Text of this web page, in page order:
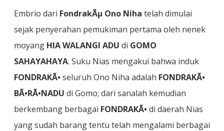
Embrio dari FondrakÃµ Ono Niha telah dimulai
sejak penyerahan pemukiman pertama oleh nenek
moyang HIA WALANGI ADU di GOMO
SAHAYAHAYA. Suku Nias mengakui bahwa induk
FONDRAKÃ• seluruh Ono Niha adalah FONDRAKÃ•
BÃ•RÃ•NADU di Gomo; dari sanalah kemudian
berkembang berbagai FONDRAKÃ• di daerah Nias
yang sudah barang tentu telah mengalami berbagai